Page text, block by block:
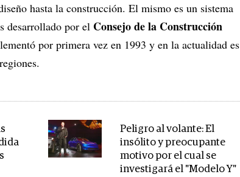
hasta la construcción. El mismo es un sistema
desarrollado por el Consejo de la Construcción
por primera vez en 1993 y en la actualidad es
Peligro al volante: El
insólito y preocupante
motivo por el cual se
investigará el "Modelo Y"